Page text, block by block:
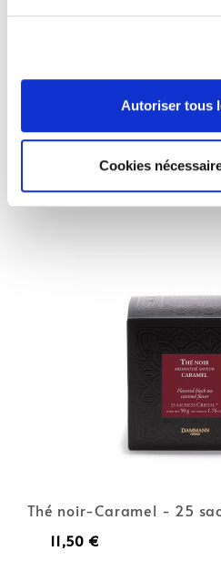
Autoriser tous
Cookies
Thé noir- Gout Russe
13,00 €
Thé noir-Caramel - 25
11,50 €